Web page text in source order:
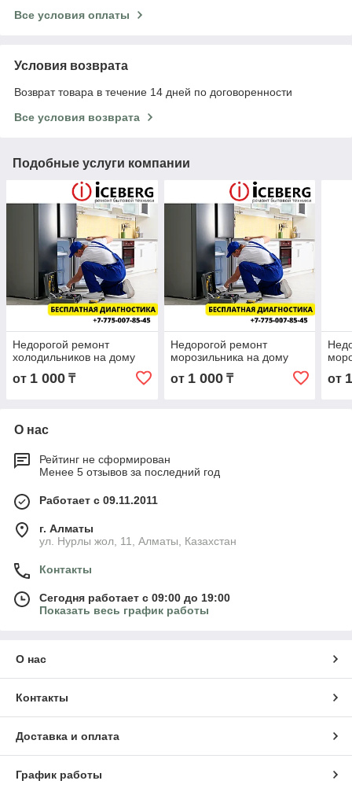
Все условия оплаты
Условия возврата
Возврат товара в течение 14 дней по договоренности
Все условия возврата
Подобные услуги компании
Недорогой ремонт
холодильников на дому
от 1 000 ₸
Недорогой ремонт
морозильника на дому
от 1 000₸ от
О нас
Рейтинг не сформирован
Менее 5 отзывов за последний год
Работает с 09.11.2011
г. Алматы
ул. Нурлы жол, 11, Алматы, Казахстан
Контакты
Сегодня работает с 09:00 до 19:00
Показать весь график работы
О нас
Контакты
Доставка и оплата
График работы